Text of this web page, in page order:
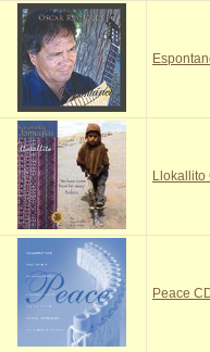
Llokallito
Peace